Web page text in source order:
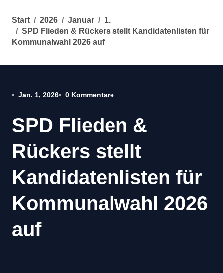
Start 2026 Januar
1.
SPD Flieden & Rückers stellt Kandidatenlisten für
Kommunalwahl 2026 auf
Jan. 1, 2026 0 Kommentare
SPD Flieden &
Rückers stellt
Kandidatenlisten für
Kommunalwahl 2026
auf